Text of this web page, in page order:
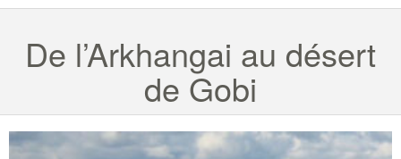
De l’Arkhangai au désert
de Gobi